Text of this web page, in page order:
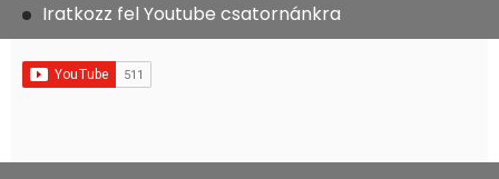
Iratkozz fel Youtube csatornánkra